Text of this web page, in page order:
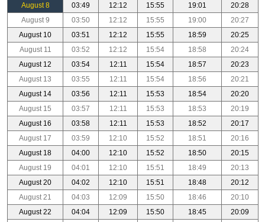
August 8
03:49 12:12 15:55 19:01
20:28
August 9
03:50 12:12 15:55 19:00
20:27
August 10
03:51 12:12 15:55 18:59
20:25
August 11
03:52 12:12 15:54 18:58
20:24
August 12
03:54 12:11 15:54 18:57
20:23
August 13
03:55 12:11 15:54 18:56
20:21
August 14
03:56 12:11 15:53 18:54
20:20
August 15
03:57 12:11 15:53 18:53
20:19
August 16
03:58 12:11 15:53 18:52
20:17
August 17
03:59 12:10 15:52 18:51
20:16
August 18
04:00 12:10 15:52 18:50
20:15
August 19
04:01 12:10 15:51 18:49
20:13
August 20
04:02 12:10 15:51 18:48
20:12
August 21
04:03 12:09 15:50 18:46
20:10
August 22
04:04 12:09 15:50 18:45
20:09